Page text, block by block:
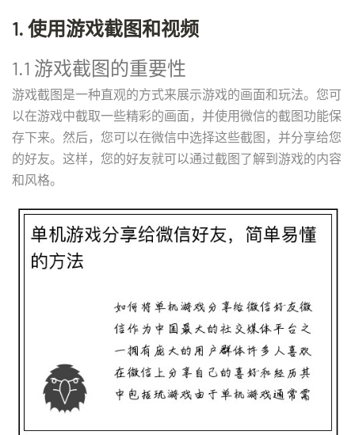
1. 使用游戏截图和视频
1.1 游戏截图的重要性
游戏截图是一种直观的方式来展示游戏的画面和玩法。您可
以在游戏中截取一些精彩的画面，并使用微信的截图功能保
存下来。然后，您可以在微信中选择这些截图，并分享给您
的好友。这样，您的好友就可以通过截图了解到游戏的内容
和风格。